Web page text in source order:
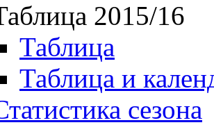
2015/16
Таблица
Таблица и
сезона